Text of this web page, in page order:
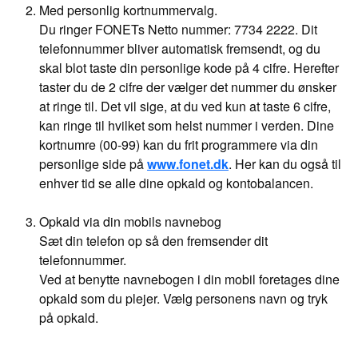
Med personlig kortnummervalg.
Du ringer FONETs Netto nummer: 7734 2222. Dit
telefonnummer bliver automatisk fremsendt, og du
skal blot taste din personlige kode på 4 cifre. Herefter
taster du de 2 cifre der vælger det nummer du ønsker
at ringe til. Det vil sige, at du ved kun at taste 6 cifre,
kan ringe til hvilket som helst nummer i verden. Dine
kortnumre (00-99) kan du frit programmere via din
personlige side påwww.fonet.dk. Her kan du også til
enhver tid se alle dine opkald og kontobalancen.
Opkald via din mobils navnebog
Sæt din telefon op så den fremsender dit
telefonnummer.
Ved at benytte navnebogen i din mobil foretages dine
opkald som du plejer. Vælg personens navn og tryk
på opkald.